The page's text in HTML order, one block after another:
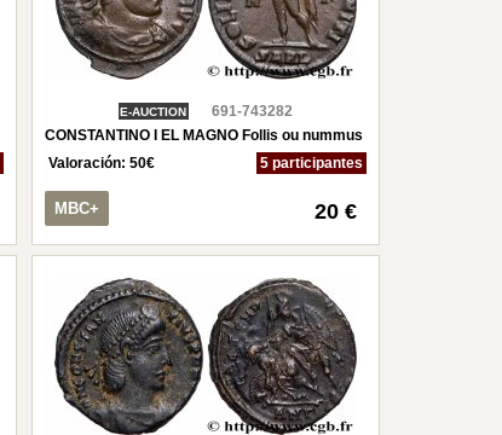
E-AUCTION
691-743282
CONSTANTINO I EL MAGNO Follis ou nummus
Valoración:50€ 5 participantes
MBC+ 20 €